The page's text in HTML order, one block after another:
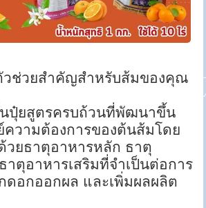
วช่วยสำคัญสำหรับส้มของคุณ
นปุ๋ยสูตรครบถ้วนที่พัฒนาขึ้น
ความต้องการของต้นส้มโดย
วยธาตุอาหารหลัก ธาตุ
าตุอาหารเสริมที่จำเป็นต่อการ
ดอกออกผล และเพิ่มผลผลิต